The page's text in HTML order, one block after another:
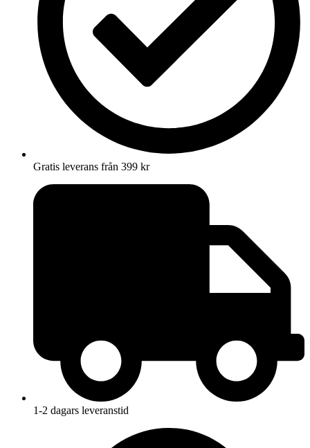
Gratis leverans från 399 kr
1-2 dagars leveranstid